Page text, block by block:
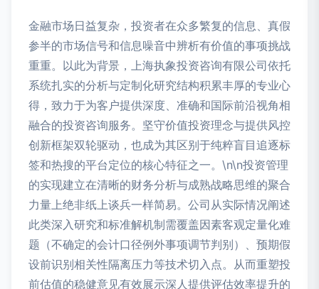
金融市场日益复杂，投资者在众多繁复的信息、真假
参半的市场信号和信息噪音中辨析有价值的事项挑战
重重。以此为背景，上海执象投资咨询有限公司依托
系统扎实的分析与定制化研究结构积累丰厚的专业心
得，致力于为客户提供深度、准确和国际前沿视角相
融合的投资咨询服务。坚守价值投资理念与提供风控
创新框架双轮驱动，也成为其区别于纯粹盲目追逐标
签和热搜的平台定位的核心特征之一。\n\n投资管理
的实现建立在清晰的财务分析与成熟战略思维的聚合
力量上绝非纸上谈兵一样简易。公司从实际情况阐述
此类深入研究和标准解机制需覆盖因素客观定量化难
题（不确定的会计口径例外事项调节判别）、预期假
设前识别相关性隔离压力等技术切入点。从而重塑投
前估值的稳健意见有效展示深人提供评估效率提升的